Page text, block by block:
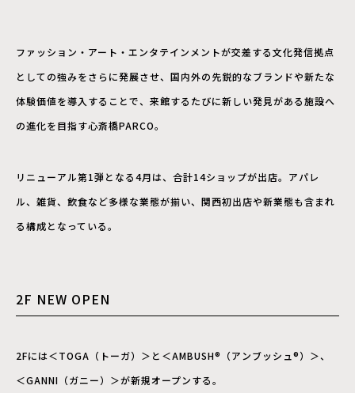
ファッション・アート・エンタテインメントが交差する文化発信拠点
としての強みをさらに発展させ、国内外の先鋭的なブランドや新たな
体験価値を導入することで、来館するたびに新しい発見がある施設へ
の進化を目指す心斎橋PARCO。
リニューアル第1弾となる4月は、合計14ショップが出店。アパレ
ル、雑貨、飲食など多様な業態が揃い、関西初出店や新業態も含まれ
る構成となっている。
2F NEW OPEN
2Fには＜TOGA（トーガ）＞と＜AMBUSH®︎（アンブッシュ®︎）＞、
＜GANNI（ガニー）＞が新規オープンする。